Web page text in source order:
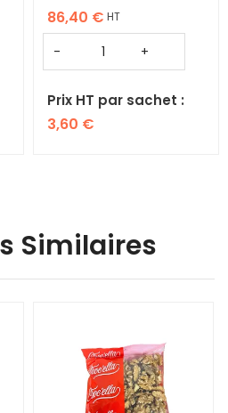
86,40 € HT
Prix HT par sachet :
3,60 €
Similaires